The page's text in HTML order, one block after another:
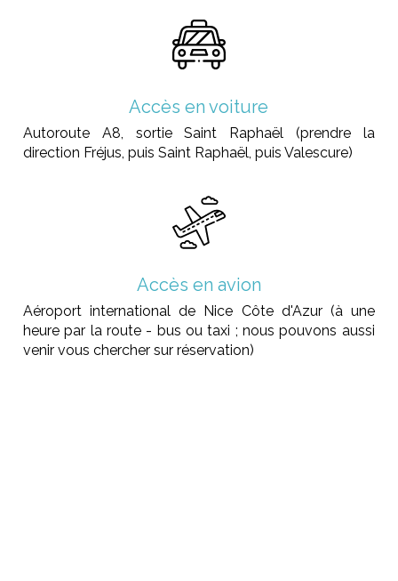
Accès en voiture
Autoroute A8, sortie Saint Raphaël (prendre la
direction Fréjus, puis Saint Raphaël, puis Valescure)
Accès en avion
Aéroport international de Nice Côte d'Azur (à une
heure par la route - bus ou taxi ; nous pouvons aussi
venir vous chercher sur réservation)